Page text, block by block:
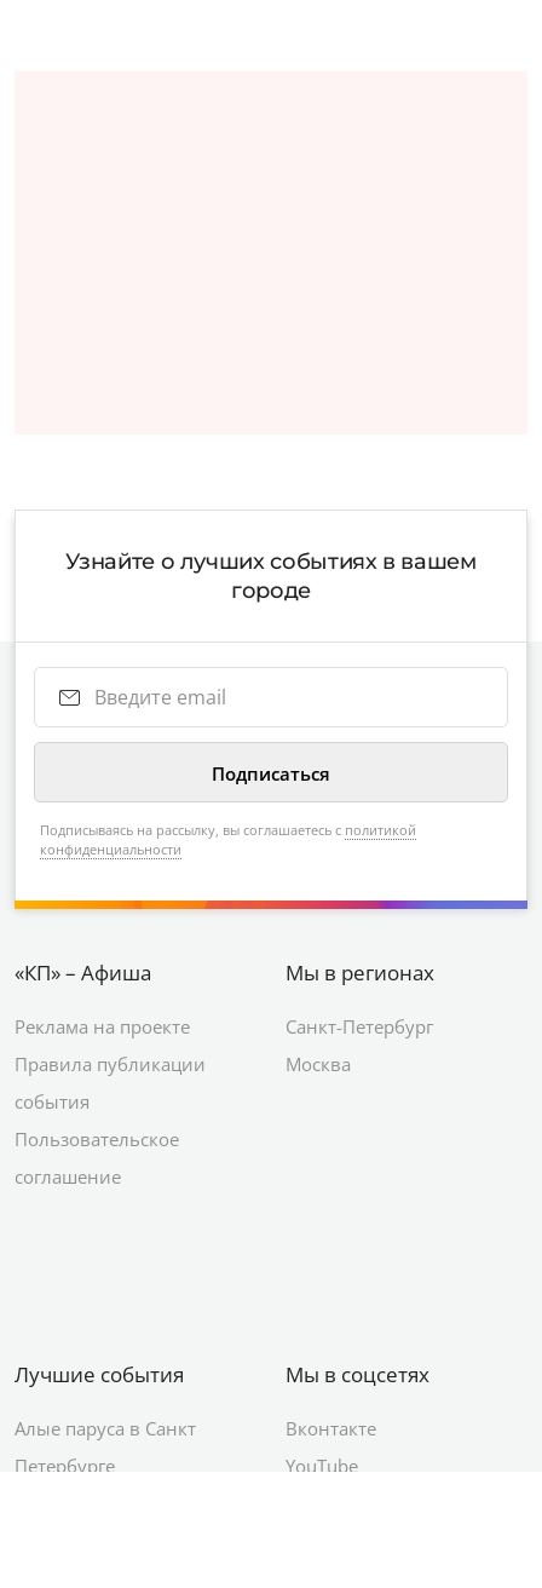
Узнайте о лучших событиях в вашем
городе
Подписываясь на рассылку, вы соглашаетесь с политикой
конфиденциальности
«КП» – Афиша
Реклама на проекте
Правила публикации
события
Пользовательское
соглашение
Мы в регионах
Санкт-Петербург
Москва
Лучшие события
Алые паруса в Санкт
Петербурге
Мы в соцсетях
Вконтакте
YouTube